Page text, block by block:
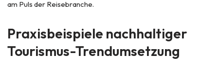
am Puls der Reisebranche.
Praxisbeispiele nachhaltiger
Tourismus-Trendumsetzung